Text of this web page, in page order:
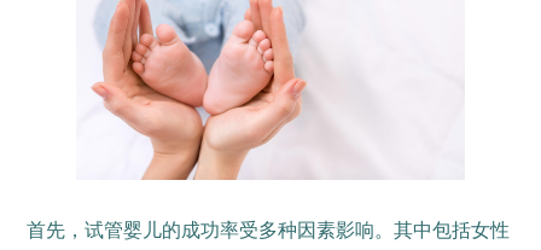
首先，试管婴儿的成功率受多种因素影响。其中包括女性